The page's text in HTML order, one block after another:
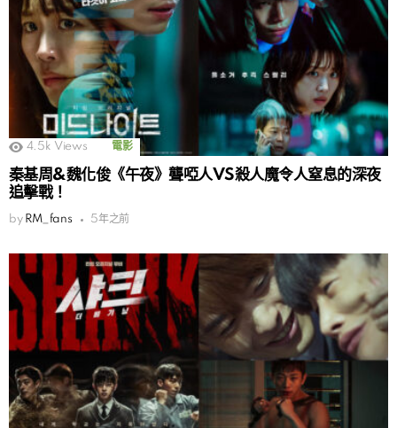
4.5k Views 電影
秦基周&魏化俊《午夜》聾啞人VS殺人魔令人窒息的深夜
追擊戰！
by RM_fans 5年之前